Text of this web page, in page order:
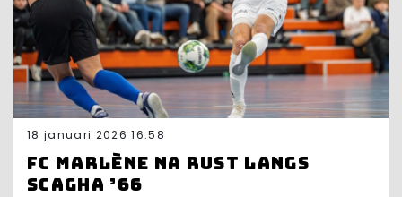
18 januari 2026 16:58
FC Marlène na rust langs
Scagha ’66